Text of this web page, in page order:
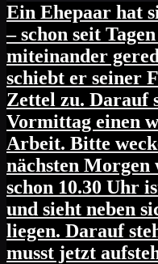
Ein Ehepaar hat
– schon seit
miteinander
schiebt er seiner
Zettel zu. Darauf
Vormittag einen
Arbeit. Bitte
nächsten Morgen
schon 10.30 Uhr
und sieht neben
liegen. Darauf
musst jetzt